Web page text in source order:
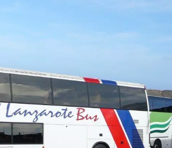
di
Eventi di aprile
Rimini e
Marzo 31, 2026